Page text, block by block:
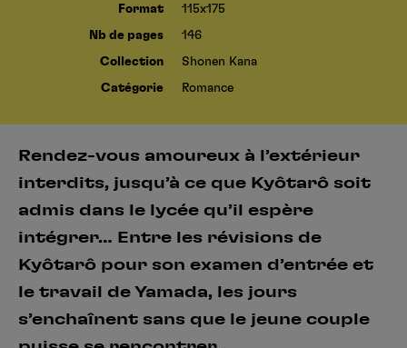
Format 115x175
Nb de pages 146
Collection Shonen Kana
Catégorie Romance
Rendez-vous amoureux à l’extérieur
interdits, jusqu’à ce que Kyôtarô soit
admis dans le lycée qu’il espère
intégrer… Entre les révisions de
Kyôtarô pour son examen d’entrée et
le travail de Yamada, les jours
s’enchaînent sans que le jeune couple